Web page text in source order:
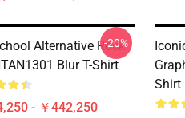
Alternative Rock
Blur T-Shirt
- ￥442,250
-20%
Shirt